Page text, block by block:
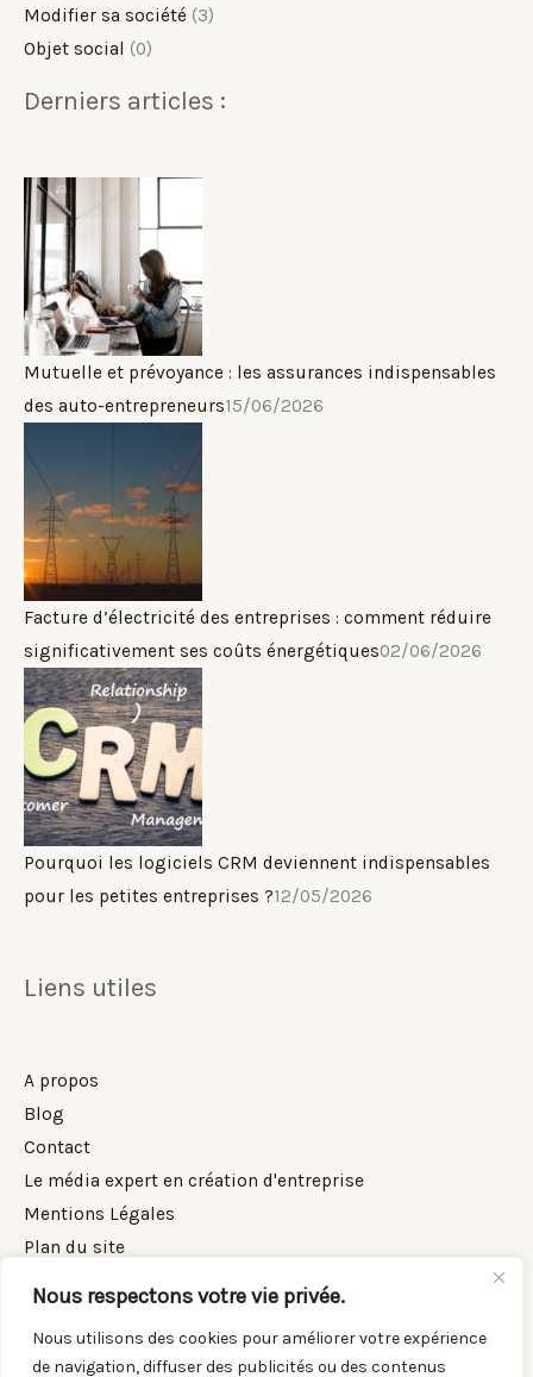
Nous respectons votre vie privée.
Nous utilisons des cookies pour améliorer votre expérience
de navigation, diffuser des publicités ou des contenus
Modifier sa société (3)
Objet social (0)
Derniers articles :
Mutuelle et prévoyance : les assurances indispensables
des auto-entrepreneurs15/06/2026
Facture d’électricité des entreprises : comment réduire
significativement ses coûts énergétiques02/06/2026
Pourquoi les logiciels CRM deviennent indispensables
pour les petites entreprises ?12/05/2026
Liens utiles
A propos
Blog
Contact
Le média expert en création d'entreprise
Mentions Légales
Plan du site